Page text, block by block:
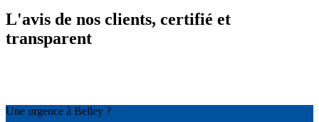
L'avis de nos clients, certifié et
transparent
Une urgence à Belley ?